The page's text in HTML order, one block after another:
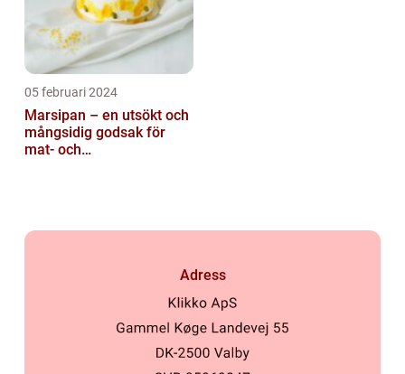
05 februari 2024
Marsipan – en utsökt och
mångsidig godsak för
mat- och
Adress